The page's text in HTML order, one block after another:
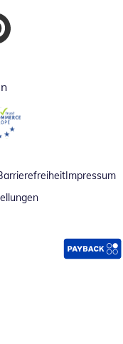
Fenster
in neuem Fenster
in neuem Fenster
Impressum